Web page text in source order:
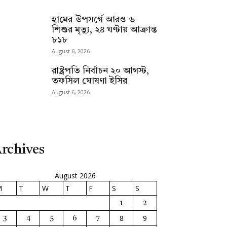
হামের উপসর্গে আরও ৬
শিশুর মৃত্যু, ২৪ ঘণ্টায় আক্রান্ত
৮১৮
August 6, 2026
রাষ্ট্রপতি নির্বাচন ২০ আগস্ট,
তফসিল ঘোষণা ইসির
August 6, 2026
August 2026
T W T F S S
1 2
3 4 5 6 7 8 9